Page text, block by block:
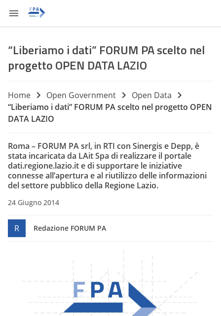
“Liberiamo i dati” FORUM PA scelto nel
progetto OPEN DATA LAZIO
Home Open Government
Open Data
“Liberiamo i dati” FORUM PA scelto nel progetto OPEN
DATA LAZIO
Roma – FORUM PA srl, in RTI con Sinergis e Depp, è
stata incaricata da LAit Spa di realizzare il portale
dati.regione.lazio.it e di supportare le iniziative
connesse all’apertura e al riutilizzo delle informazioni
del settore pubblico della Regione Lazio.
24 Giugno 2014
R Redazione FORUM PA